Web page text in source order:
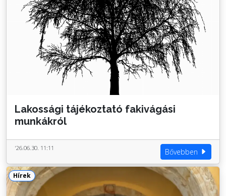
Lakossági tájékoztató fakivágási
munkákról
'26.06.30. 11:11 Bővebben
Hírek